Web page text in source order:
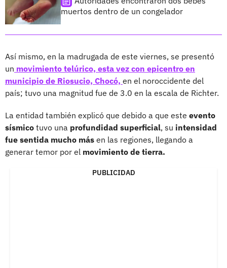
muertos dentro de un congelador
Así mismo, en la madrugada de este viernes, se presentó
un movimiento telúrico, esta vez con epicentro en
municipio de Riosucio, Chocó, en el noroccidente del
país; tuvo una magnitud fue de 3.0 en la escala de Richter.
La entidad también explicó que debido a que este evento
sísmico tuvo una profundidad superficial, su intensidad
fue sentida mucho más en las regiones, llegando a
generar temor por el movimiento de tierra.
PUBLICIDAD